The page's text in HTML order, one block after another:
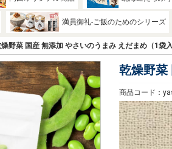
満員御礼-ご飯のためのシリーズ
野菜 国産 無添加 やさいのうまみ えだまめ（1袋
乾燥野菜
商品コード：